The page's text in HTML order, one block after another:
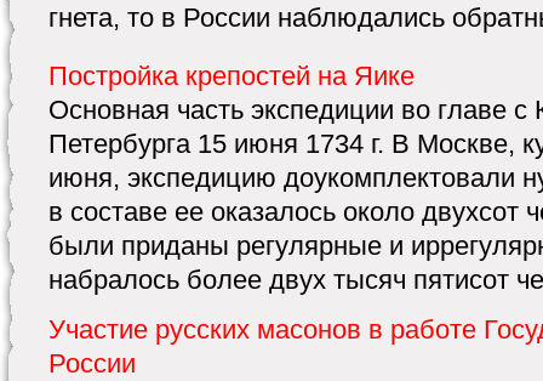
гнета, то в России наблюдались
Постройка крепостей на Яике
Основная часть экспедиции во главе
Петербурга 15 июня 1734 г. В Москве,
июня, экспедицию доукомплектовали
в составе ее оказалось около двухсот
были приданы регулярные и
набралось более двух тысяч пятисот
Участие русских масонов в работе
России